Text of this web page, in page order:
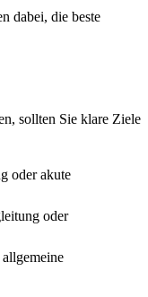
dabei, die beste
sollten Sie klare Ziele
oder akute
oder